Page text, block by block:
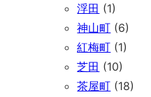
浮田 (1)
神山町 (6)
紅梅町 (1)
芝田 (10)
茶屋町 (18)